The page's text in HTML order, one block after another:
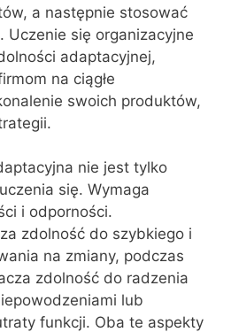
a następnie stosować
Uczenie się organizacyjne
adaptacyjnej,
na ciągłe
swoich produktów,
nie jest tylko
się. Wymaga
i odporności.
zdolność do szybkiego i
na zmiany, podczas
zdolność do radzenia
lub
funkcji. Oba te aspekty